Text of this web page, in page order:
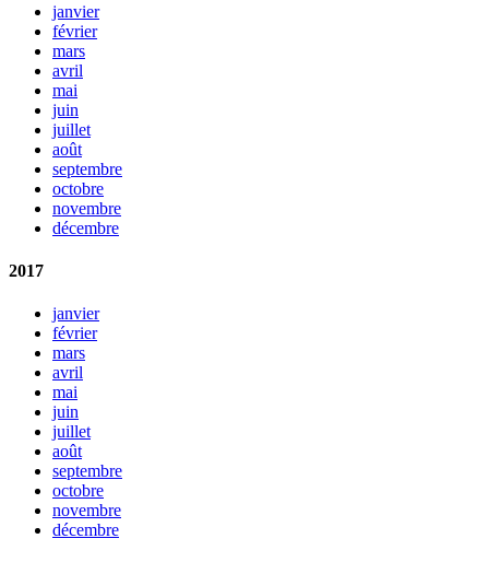
janvier
février
mars
avril
mai
juin
juillet
août
septembre
octobre
novembre
décembre
2017
janvier
février
mars
avril
mai
juin
juillet
août
septembre
octobre
novembre
décembre